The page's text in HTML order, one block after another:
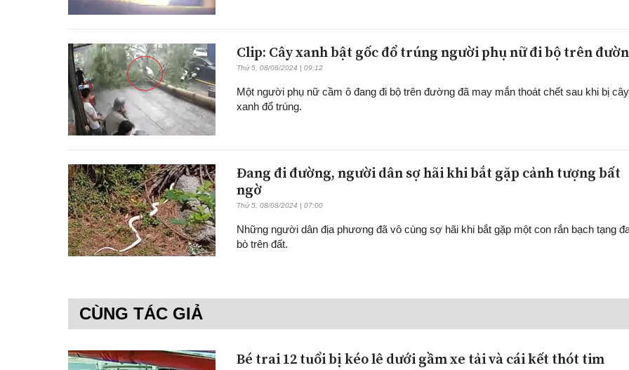
Clip: Cây xanh bật gốc đổ trúng người phụ nữ đi bộ trên
Thứ 5, 08/08/2024 | 09:12
Một người phụ nữ cầm ô đang đi bộ trên đường đã may mắn thoát chết sau khi bị cây
xanh đổ trúng.
Đang đi đường, người dân sợ hãi khi bắt gặp cảnh tượng bất
ngờ
Thứ 5, 08/08/2024 | 07:00
Những người dân địa phương đã vô cùng sợ hãi khi bắt gặp một con rắn bạch tạng
bò trên đất.
CÙNG TÁC GIẢ
Bé trai 12 tuổi bị kéo lê dưới gầm xe tải và cái kết thót tim